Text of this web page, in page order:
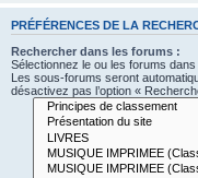
PRÉFÉRENCES DE LA
Rechercher dans les forums :
Sélectionnez le ou les forums
Les sous-forums seront
désactivez pas l’option «